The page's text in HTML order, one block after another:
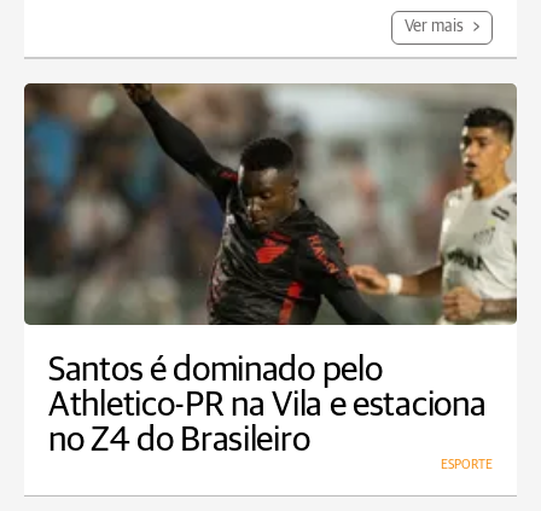
Ver mais
Santos é dominado pelo
Athletico-PR na Vila e estaciona
no Z4 do Brasileiro
ESPORTE